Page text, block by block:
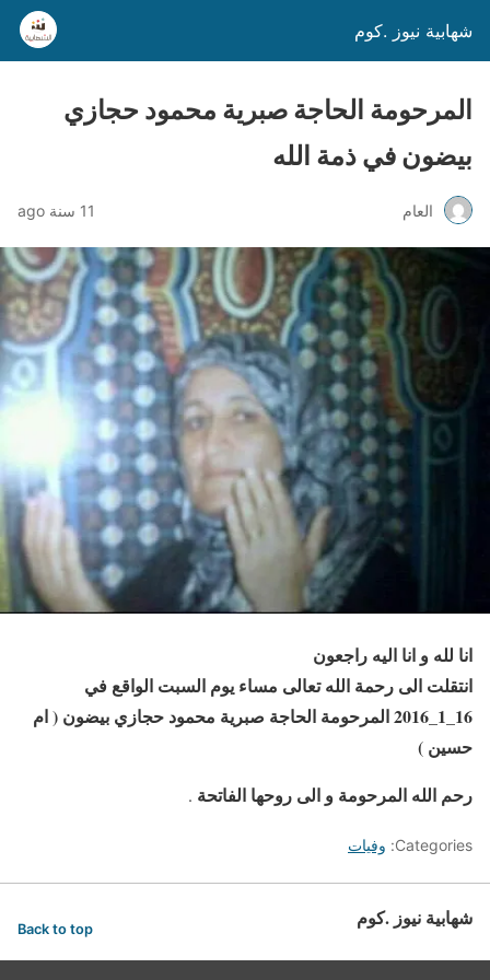
شهابية نيوز .كوم
المرحومة الحاجة صبرية محمود حجازي
بيضون في ذمة الله
العام 11 سنة ago
انا لله و انا اليه راجعون
انتقلت الى رحمة الله تعالى مساء يوم السبت الواقع في
16_1_2016 المرحومة الحاجة صبرية محمود حجازي بيضون ( ام
حسين )
رحم الله المرحومة و الى روحها الفاتحة .
Categories: وفيات
شهابية نيوز .كوم Back to top